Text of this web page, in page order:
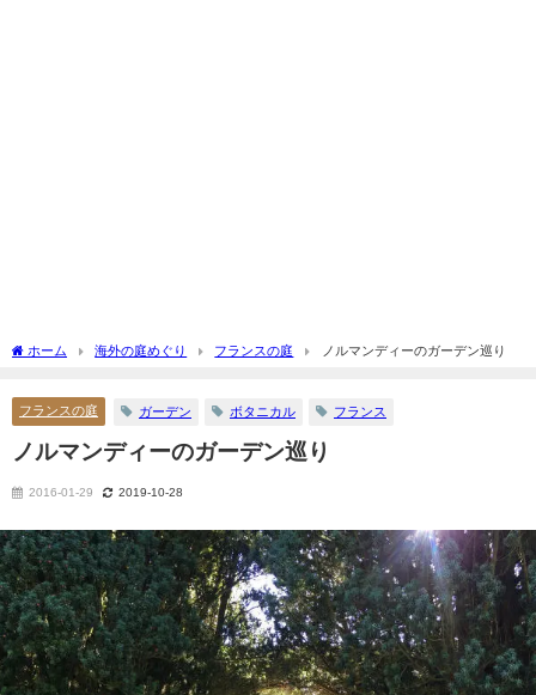
ホーム 海外の庭めぐり フランスの庭 ノルマンディーのガーデン巡り
フランスの庭 ガーデン ボタニカル フランス
ノルマンディーのガーデン巡り
2016-01-29 2019-10-28